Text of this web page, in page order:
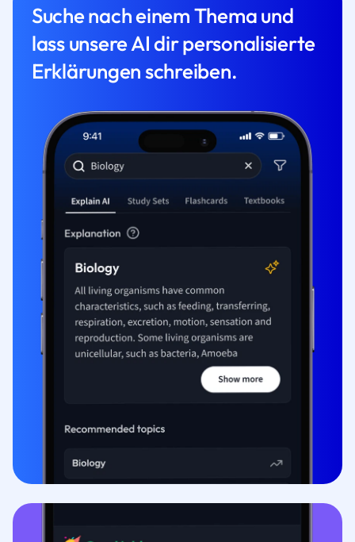
Suche nach einem Thema und
lass unsere AI dir personalisierte
Erklärungen schreiben.